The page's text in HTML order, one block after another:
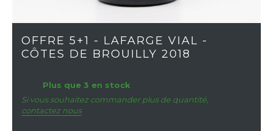
OFFRE 5+1 - LAFARGE VIAL -
CÔTES DE BROUILLY 2018
Plus que 3 en stock
Si vous souhaitez commander plus de quantité,
contactez nous